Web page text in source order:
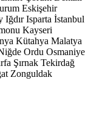
Eskişehir
Iğdır Isparta İstanbul
Kayseri
Kütahya Malatya
Ordu Osmaniye
Şırnak Tekirdağ
Zonguldak